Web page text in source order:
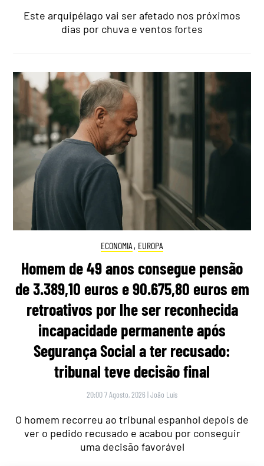
Este arquipélago vai ser afetado nos próximos
dias por chuva e ventos fortes
ECONOMIA , EUROPA
Homem de 49 anos consegue pensão
de 3.389,10 euros e 90.675,80 euros em
retroativos por lhe ser reconhecida
incapacidade permanente após
Segurança Social a ter recusado:
tribunal teve decisão final
20:00 7 Agosto, 2026 |João Luís
O homem recorreu ao tribunal espanhol depois de
ver o pedido recusado e acabou por conseguir
uma decisão favorável